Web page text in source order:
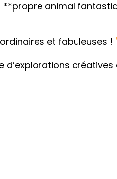
animal
et fabuleuses !
d’explorations créatives